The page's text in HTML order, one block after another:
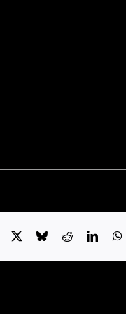
X BlueskyReddit